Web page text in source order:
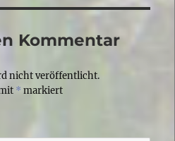
Kommentar
nicht veröffentlicht.
* markiert